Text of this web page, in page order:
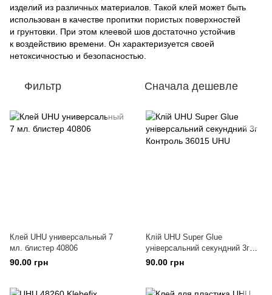
изделий из различных материалов. Такой клей может быть
использован в качестве пропитки пористых поверхностей
и грунтовки. При этом клеевой шов достаточно устойчив
к воздействию времени. Он характеризуется своей
нетоксичностью и безопасностью.
Фильтр Сначала дешевле
Клей UHU универсальный 7
мл. блистер 40806
90.00 грн
Клій UHU Super Glue
універсальний секундний 3г
Контроль 36015 UHU
90.00 грн